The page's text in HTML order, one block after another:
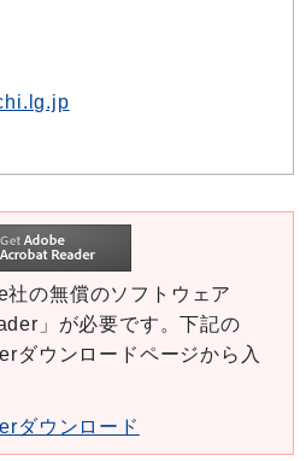
の無償のソフトウェア
」が必要です。下記の
ダウンロードページから入
ダウンロード